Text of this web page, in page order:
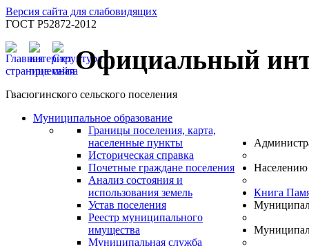
Версия сайта для слабовидящих
ГОСТ Р52872-2012
Официальный
Гвасюгинского сельского поселения
Муниципальное образование
Границы поселения, карта,
населенные пункты
Историческая справка
Почетные граждане поселения
Анализ состояния и
использования земель
Устав поселения
Реестр муниципального
имущества
Муниципальная служба
Населению
Книга